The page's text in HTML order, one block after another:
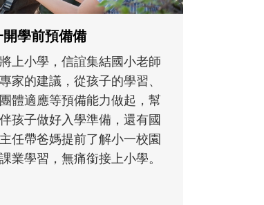
體遊戲，到獨立自主、角色認同及解
決問題的能力養成。爸爸正嘗試用不
同的模樣，參與孩子每個重要的成長
歷程。